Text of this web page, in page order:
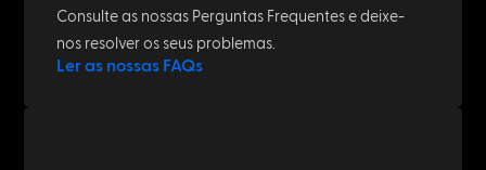
Consulte as nossas Perguntas Frequentes e deixe-
nos resolver os seus problemas.
Ler as nossas FAQs